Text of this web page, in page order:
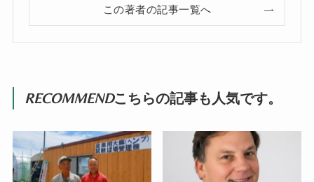
この著者の記事一覧へ
RECOMMENDこちらの記事も人気です。